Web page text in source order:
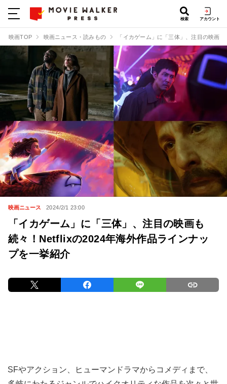
検索 アカウント
映画TOP 映画ニュース・読みもの 「イカゲーム」に「三体」、注目の映画
映画ニュース 2024/2/1 23:00
「イカゲーム」に「三体」、注目の映画も
続々！Netflixの2024年海外作品ラインナッ
プを一挙紹介
SFやアクション、ヒューマンドラマからコメディまで、